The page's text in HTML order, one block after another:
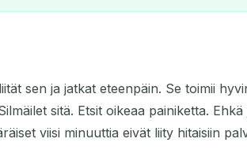
QR
sen ja jatkat eteenpäin. Se toimii
sitä. Etsit oikeaa painiketta.
viisi minuuttia eivät liity hitaisiin